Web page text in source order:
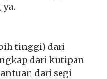
tinggi) dari
dari kutipan
dari segi